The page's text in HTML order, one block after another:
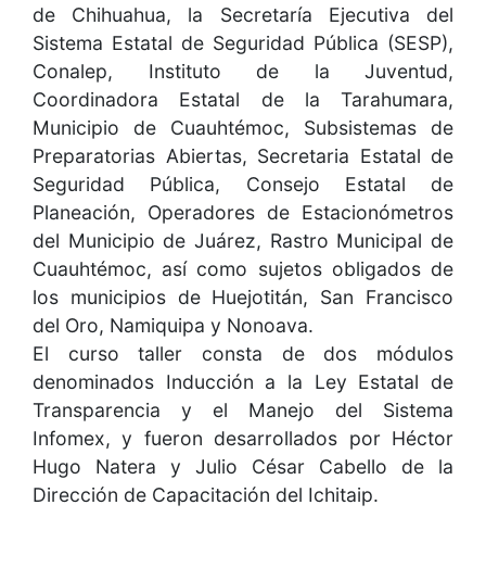
de Chihuahua, la Secretaría Ejecutiva del
Sistema Estatal de Seguridad Pública (SESP),
Conalep, Instituto de la Juventud,
Coordinadora Estatal de la Tarahumara,
Municipio de Cuauhtémoc, Subsistemas de
Preparatorias Abiertas, Secretaria Estatal de
Seguridad Pública, Consejo Estatal de
Planeación, Operadores de Estacionómetros
del Municipio de Juárez, Rastro Municipal de
Cuauhtémoc, así como sujetos obligados de
los municipios de Huejotitán, San Francisco
del Oro, Namiquipa y Nonoava.
El curso taller consta de dos módulos
denominados Inducción a la Ley Estatal de
Transparencia y el Manejo del Sistema
Infomex, y fueron desarrollados por Héctor
Hugo Natera y Julio César Cabello de la
Dirección de Capacitación del Ichitaip.